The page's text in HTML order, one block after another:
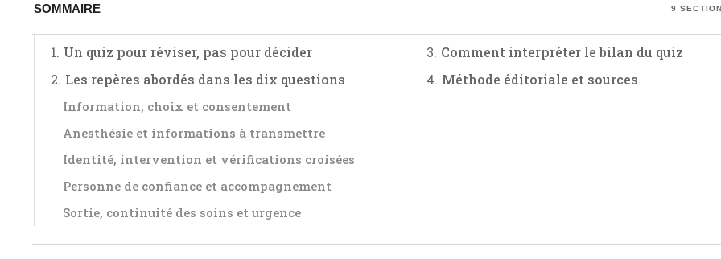
SOMMAIRE 9
Un quiz pour réviser, pas pour décider
Les repères abordés dans les dix questions
Information, choix et consentement
Anesthésie et informations à transmettre
Identité, intervention et vérifications croisées
Personne de confiance et accompagnement
Sortie, continuité des soins et urgence
Comment interpréter le bilan du quiz
Méthode éditoriale et sources